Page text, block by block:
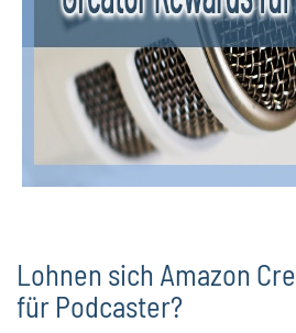
Lohnen sich Amazon
für Podcaster?